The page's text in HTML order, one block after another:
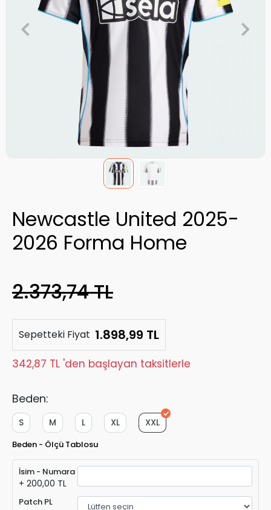
Newcastle United 2025-
2026 Forma Home
2.373,74 TL
Sepetteki Fiyat 1.898,99 TL
342,87 TL 'den başlayan taksitlerle
Beden:
XXL
XL
L
M
S
Beden - Ölçü Tablosu
İsim - Numara
+ 200,00 TL
Patch PL